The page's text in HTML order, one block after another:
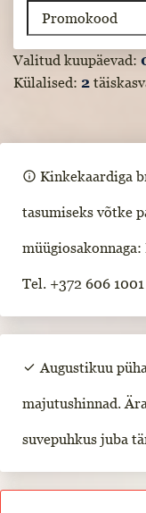
Valitud kuupäevad:
Külalised: 2
info Kinkekaardiga
tasumiseks võtke
Tel. +372 606 1001
check Augustikuu
majutushinnad.
suvepuhkus juba